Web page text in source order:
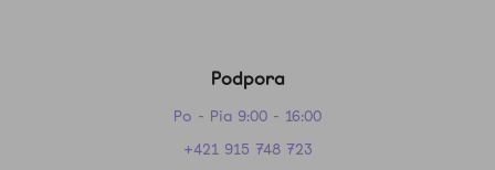
Podpora
Po - Pia 9:00 - 16:00
+421 915 748 723